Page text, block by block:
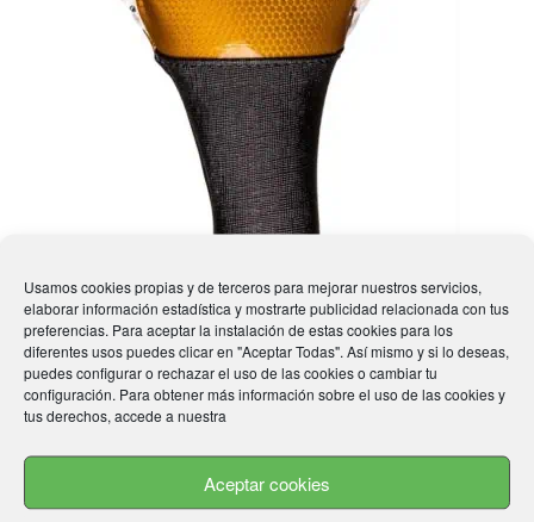
Usamos cookies propias y de terceros para mejorar nuestros servicios,
elaborar información estadística y mostrarte publicidad relacionada con tus
preferencias. Para aceptar la instalación de estas cookies para los
diferentes usos puedes clicar en "Aceptar Todas". Así mismo y si lo deseas,
puedes configurar o rechazar el uso de las cookies o cambiar tu
configuración. Para obtener más información sobre el uso de las cookies y
tus derechos, accede a nuestra
Aceptar cookies